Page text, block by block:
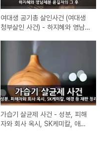
여대생 공기총 살인사건 (여대생
청부살인 사건) - 하지혜와 영남제
가습기 살균제 사건 - 성분, 피해
자와 회사 옥시, SK케미칼, 애경